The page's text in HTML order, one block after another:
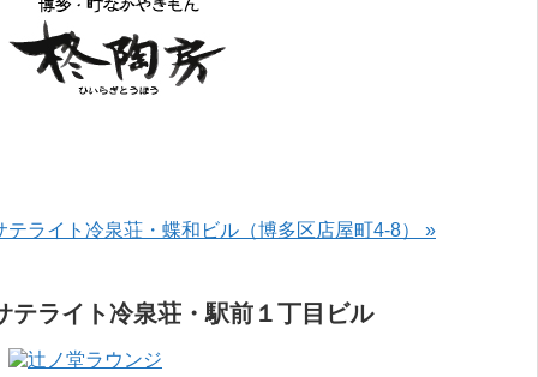
テライト冷泉荘・蝶和ビル（博多区店屋町4-8） »
テライト冷泉荘・駅前１丁目ビル